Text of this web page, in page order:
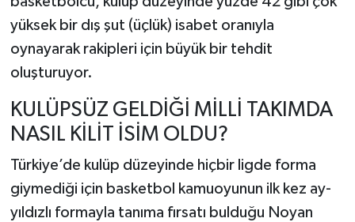
yüksek bir dış şut (üçlük) isabet oranıyla
oynayarak rakipleri için büyük bir tehdit
oluşturuyor.
KULÜPSÜZ GELDİĞİ MİLLİ TAKIMDA
NASIL KİLİT İSİM OLDU?
Türkiye’de kulüp düzeyinde hiçbir ligde forma
giymediği için basketbol kamuoyunun ilk kez ay-
yıldızlı formayla tanıma fırsatı bulduğu Noyan